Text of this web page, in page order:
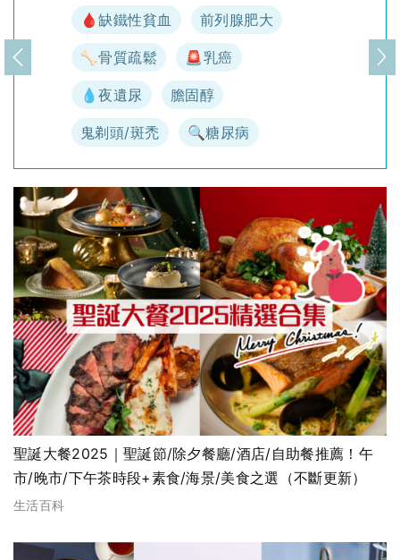
🩸缺鐵性貧血 前列腺肥大
🦴骨質疏鬆 🚨乳癌
💧夜遺尿 膽固醇
鬼剃頭/斑禿 🔍糖尿病
上一頁 下
聖誕大餐2025｜聖誕節/除夕餐廳/酒店/自助餐推薦！午
市/晚市/下午茶時段+素食/海景/美食之選（不斷更新）
生活百科